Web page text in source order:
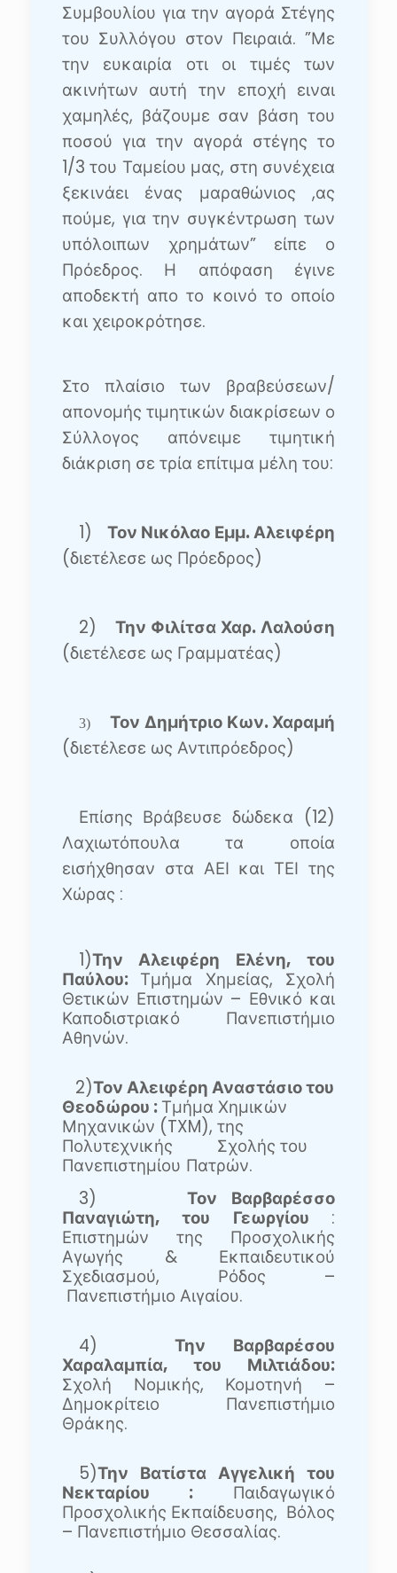
Συμβουλίου για την αγορά Στέγης
του Συλλόγου στον Πειραιά. ”Με
την ευκαιρία οτι οι τιμές των
ακινήτων αυτή την εποχή ειναι
χαμηλές, βάζουμε σαν βάση του
ποσού για την αγορά στέγης το
1/3 του Ταμείου μας, στη συνέχεια
ξεκινάει ένας μαραθώνιος ,ας
πούμε, για την συγκέντρωση των
υπόλοιπων χρημάτων” είπε ο
Πρόεδρος. Η απόφαση έγινε
αποδεκτή απο το κοινό το οποίο
και χειροκρότησε.
Στο πλαίσιο των βραβεύσεων/
απονομής τιμητικών διακρίσεων ο
Σύλλογος απόνειμε τιμητική
διάκριση σε τρία επίτιμα μέλη του:
1)
Τον Νικόλαο Εμμ. Αλειφέρη
(διετέλεσε ως Πρόεδρος)
2)
Την Φιλίτσα Χαρ. Λαλούση
(διετέλεσε ως Γραμματέας)
3)
Τον Δημήτριο Κων. Χαραμή
(διετέλεσε ως Αντιπρόεδρος)
Επίσης Βράβευσε δώδεκα (12)
Λαχιωτόπουλα τα οποία
εισήχθησαν στα ΑΕΙ και ΤΕΙ της
Χώρας :
1)Την Αλειφέρη Ελένη, του
Παύλου: Τμήμα Χημείας, Σχολή
Θετικών Επιστημών – Εθνικό και
Καποδιστριακό Πανεπιστήμιο
Αθηνών.
2)Τον Αλειφέρη Αναστάσιο του
Θεοδώρου :Τμήμα Χημικών
Μηχανικών (TXM), της
Πολυτεχνικής
Σχολής του
Πανεπιστημίου Πατρών.
3)
Τον Βαρβαρέσσο
Παναγιώτη, του Γεωργίου :
Επιστημών της Προσχολικής
Αγωγής & Εκπαιδευτικού
Σχεδιασμού, Ρόδος –
Πανεπιστήμιο Αιγαίου.
4)
Την Βαρβαρέσου
Χαραλαμπία, του Μιλτιάδου:
Σχολή Νομικής, Κομοτηνή –
Δημοκρίτειο Πανεπιστήμιο
Θράκης.
5)Την Βατίστα Αγγελική του
Νεκταρίου : Παιδαγωγικό
Προσχολικής Εκπαίδευσης, Βόλος
– Πανεπιστήμιο Θεσσαλίας.